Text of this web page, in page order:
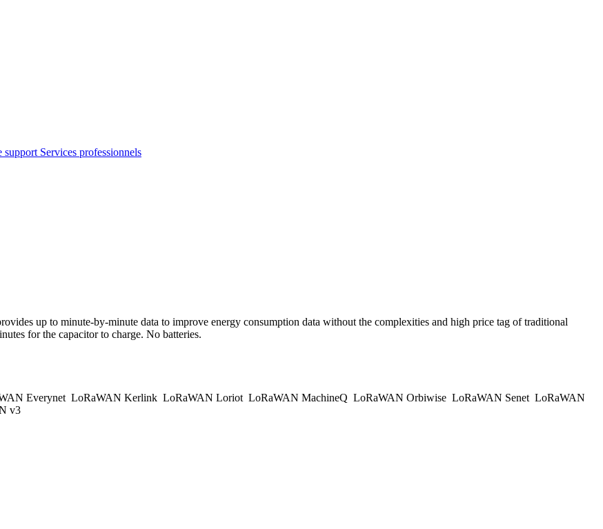
support Services professionnels
up to minute-by-minute data to improve energy consumption data without the complexities and high price tag of traditional
for the capacitor to charge. No batteries.
Everynet LoRaWAN Kerlink LoRaWAN Loriot LoRaWAN MachineQ LoRaWAN Orbiwise LoRaWAN Senet LoRaWAN
v3